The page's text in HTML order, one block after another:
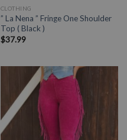
CLOTHING
” La Nena ” Fringe One Shoulder
Top ( Black )
$37.99